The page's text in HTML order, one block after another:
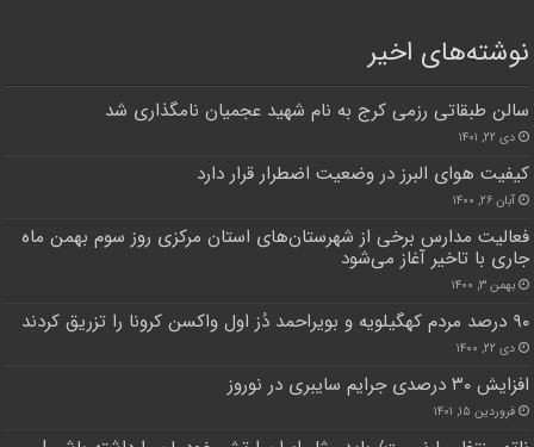
نوشته‌های اخیر
سالن طبقاتی رزمی کرج به نام شهید عجمیان نامگذاری شد
دی ۲۲, ۱۴۰۱
کیفیت هوای البرز در وضعیت اضطرار قرار دارد
آبان ۲۶, ۱۴۰۰
فعالیت مدارس برخی از شهرستان‌های استان مرکزی روز سوم بهمن ماه
جاری با تاخیر آغاز می‌شود
بهمن ۳, ۱۴۰۰
۹۰ درصد مردم کهگیلویه و بویراحمد دُز اول واکسن کرونا را تزریق کردند
دی ۲۲, ۱۴۰۰
افزایش ۳۰ درصدی جرایم سایبری در نوروز
فروردین ۱۵, ۱۴۰۱